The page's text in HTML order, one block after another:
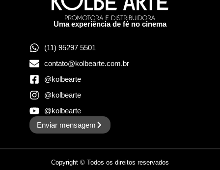
Uma experiência de fé no cinema
(11) 95297 5501
contato@kolbearte.com.br
@kolbearte
@kolbearte
@kolbearte
Enviar mensagem
Copyright © Todos os direitos reservados